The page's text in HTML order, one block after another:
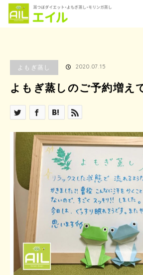
ホーム
ブログ
よもぎ蒸し よもぎ蒸し
よもぎ蒸し 2020.07.15
よもぎ蒸しのご予約増え